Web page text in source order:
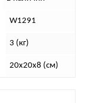
W1291
3 (кг)
20х20х8 (см)